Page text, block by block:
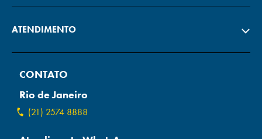
ATENDIMENTO
CONTATO
Rio de Janeiro
(21) 2574 8888